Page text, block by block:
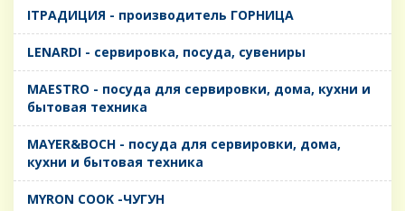
IТРАДИЦИЯ - производитель ГОРНИЦА
LENARDI - сервировка, посуда, сувениры
MAESTRO - посуда для сервировки, дома, кухни и
бытовая техника
MAYER&BOCH - посуда для сервировки, дома,
кухни и бытовая техника
MYRON COOK -ЧУГУН